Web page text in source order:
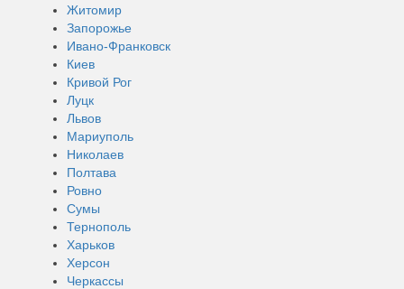
Житомир
Запорожье
Ивано-Франковск
Киев
Кривой Рог
Луцк
Львов
Мариуполь
Николаев
Полтава
Ровно
Сумы
Тернополь
Харьков
Херсон
Черкассы